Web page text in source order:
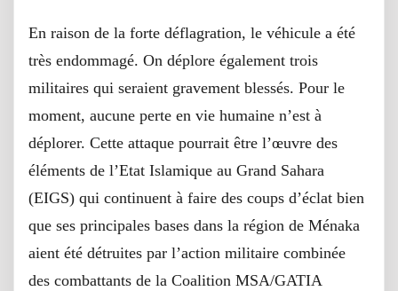
En raison de la forte déflagration, le véhicule a été
très endommagé. On déplore également trois
militaires qui seraient gravement blessés. Pour le
moment, aucune perte en vie humaine n’est à
déplorer. Cette attaque pourrait être l’œuvre des
éléments de l’Etat Islamique au Grand Sahara
(EIGS) qui continuent à faire des coups d’éclat bien
que ses principales bases dans la région de Ménaka
aient été détruites par l’action militaire combinée
des combattants de la Coalition MSA/GATIA